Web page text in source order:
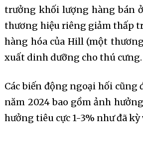
trưởng khối lượng hàng bán
thương hiệu riêng giảm thấp
hàng hóa của Hill (một
xuất dinh dưỡng cho thú cưng.
Các biến động ngoại hối
năm 2024 bao gồm ảnh
hưởng tiêu cực 1-3% như đã